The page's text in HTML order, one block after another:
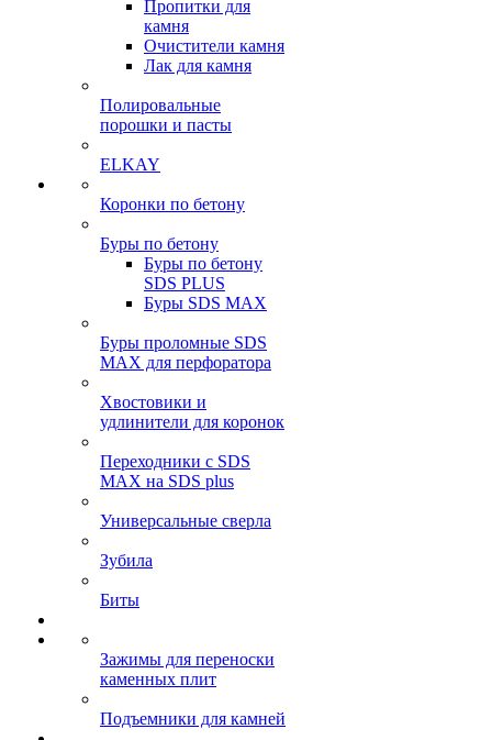
Пропитки для
камня
Очистители камня
Лак для камня
Полировальные
порошки и пасты
ELKAY
Коронки по бетону
Буры по бетону
Буры по бетону
SDS PLUS
Буры SDS MAX
Буры проломные SDS
MAX для перфоратора
Хвостовики и
удлинители для коронок
Переходники с SDS
MAX на SDS plus
Универсальные сверла
Зубила
Биты
Зажимы для переноски
каменных плит
Подъемники для камней